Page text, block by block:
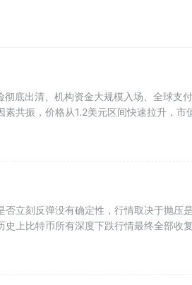
底出清、机构资金大规模入场、全球支
共振，价格从1.2美元区间快速拉升，市
立刻反弹没有确定性，行情取决于抛压
上比特币所有深度下跌行情最终全部收